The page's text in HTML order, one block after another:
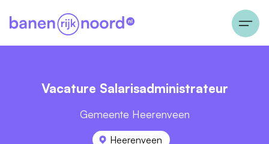
Vacature Salarisadministrateur
Gemeente Heerenveen
Heerenveen